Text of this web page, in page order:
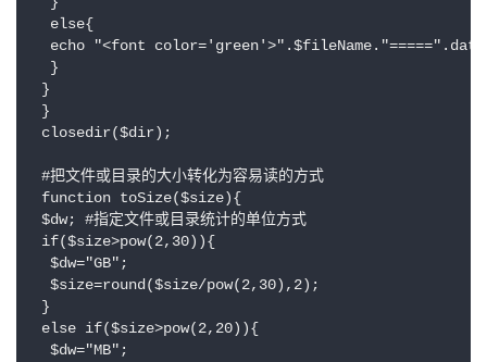
  else{
echo "<font
  }
}
}
closedir($dir);
#把文件或目录的大小转化为容易读的方式
function toSize($size){
$dw; #指定文件或目录统计的单位方式
if($size>pow(2,30)){
  $dw="GB";
  $size=round($size/pow(2,30),2);
}
else if($size>pow(2,20)){
  $dw="MB";